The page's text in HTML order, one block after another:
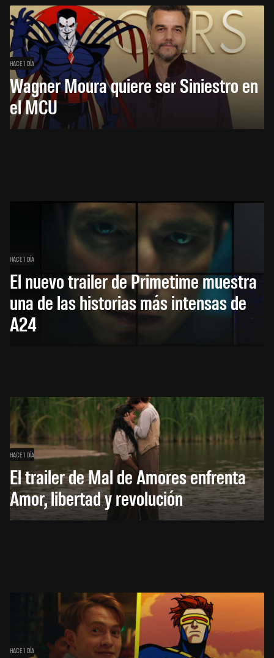
HACE 1 DÍA
Wagner Moura quiere ser Siniestro en
el MCU
HACE 1 DÍA
El nuevo trailer de Primetime muestra
una de las historias más intensas de
A24
HACE 1 DÍA
El trailer de Mal de Amores enfrenta
Amor, libertad y revolución
HACE 1 DÍA